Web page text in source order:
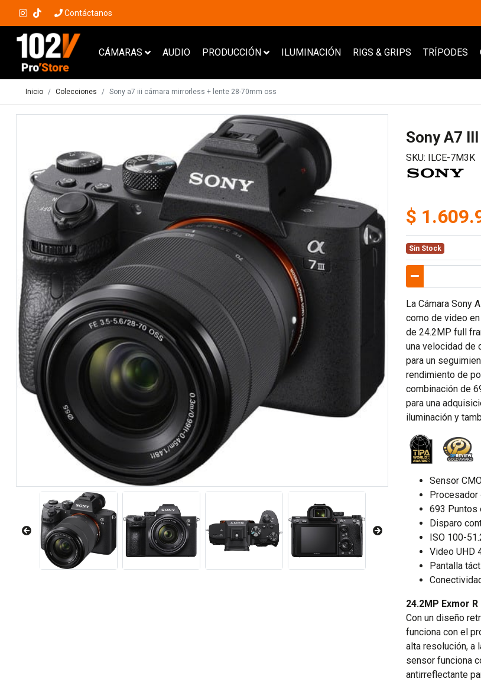
Contáctanos
CÁMARAS AUDIO PRODUCCIÓN ILUMINACIÓN RIGS & GRIPS TRÍPODES
Inicio Colecciones Sony a7 iii cámara mirrorless + lente 28-70mm oss
Sony A7
SKU: ILCE-7M3K
$
Sin Stock
La Cámara Sony
como de video
de 24.2MP full
una velocidad de
para un
rendimiento de
combinación de
para una
iluminación y
Sensor
Procesador
693 Puntos
Disparo
ISO 100-
Video UHD
Pantalla
24.2MP Exmor
Con un diseño
funciona con el
alta resolución, a
sensor funciona
antirreflectante